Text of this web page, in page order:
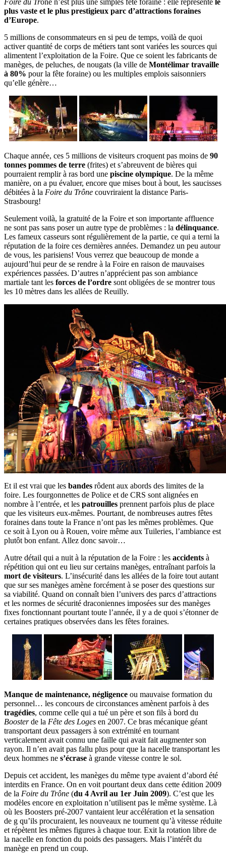
Foire du Trône n’est plus une simples fête foraine : elle représente le
plus vaste et le plus prestigieux parc d’attractions foraines
d’Europe.
5 millions de consommateurs en si peu de temps, voilà de quoi
activer quantité de corps de métiers tant sont variées les sources qui
alimentent l’exploitation de la Foire. Que ce soient les fabricants de
manèges, de peluches, de nougats (la ville de Montélimar travaille
à 80% pour la fête foraine) ou les multiples emplois saisonniers
qu’elle génère…
Chaque année, ces 5 millions de visiteurs croquent pas moins de 90
tonnes pommes de terre (frites) et s’abreuvent de bières qui
pourraient remplir à ras bord une piscine olympique. De la même
manière, on a pu évaluer, encore que mises bout à bout, les saucisses
débitées à la Foire du Trône couvriraient la distance Paris-
Strasbourg!
Seulement voilà, la gratuité de la Foire et son importante affluence
ne sont pas sans poser un autre type de problèmes : la délinquance.
Les fameux casseurs sont régulièrement de la partie, ce qui a terni la
réputation de la foire ces dernières années. Demandez un peu autour
de vous, les parisiens! Vous verrez que beaucoup de monde a
aujourd’hui peur de se rendre à la Foire en raison de mauvaises
expériences passées. D’autres n’apprécient pas son ambiance
martiale tant les forces de l’ordre sont obligées de se montrer tous
les 10 mètres dans les allées de Reuilly.
Et il est vrai que les bandes rôdent aux abords des limites de la
foire. Les fourgonnettes de Police et de CRS sont alignées en
nombre à l’entrée, et les patrouilles prennent parfois plus de place
que les visiteurs eux-mêmes. Pourtant, de nombreuses autres fêtes
foraines dans toute la France n’ont pas les mêmes problèmes. Que
ce soit à Lyon ou à Rouen, voire même aux Tuileries, l’ambiance est
plutôt bon enfant. Allez donc savoir…
Autre détail qui a nuit à la réputation de la Foire : les accidents à
répétition qui ont eu lieu sur certains manèges, entraînant parfois la
mort de visiteurs. L’insécurité dans les allées de la foire tout autant
que sur ses manèges amène forcément à se poser des questions sur
sa viabilité. Quand on connaît bien l’univers des parcs d’attractions
et les normes de sécurité draconiennes imposées sur des manèges
fixes fonctionnant pourtant toute l’année, il y a de quoi s’étonner de
certaines pratiques observées dans les fêtes foraines.
Manque de maintenance, négligence ou mauvaise formation du
personnel… les concours de circonstances amènent parfois à des
tragédies, comme celle qui a tué un père et son fils à bord du
Boosterde la Fête des Loges en 2007. Ce bras mécanique géant
transportant deux passagers à son extrémité en tournant
verticalement avait connu une faille qui avait fait augmenter son
rayon. Il n’en avait pas fallu plus pour que la nacelle transportant les
deux hommes ne s’écrase à grande vitesse contre le sol.
Depuis cet accident, les manèges du même type avaient d’abord été
interdits en France. On en voit pourtant deux dans cette édition 2009
de la Foire du Trône (du 4 Avril au 1er Juin 2009). C’est que les
modèles encore en exploitation n’utilisent pas le même système. Là
où les Boosters pré-2007 vantaient leur accélération et la sensation
de g qu’ils procuraient, les nouveaux ne tournent qu’à vitesse réduite
et répètent les mêmes figures à chaque tour. Exit la rotation libre de
la nacelle en fonction du poids des passagers. Mais l’intérêt du
manège en prend un coup.